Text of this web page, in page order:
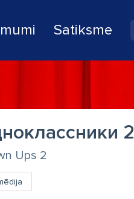
Satiksme
2
Ups 2